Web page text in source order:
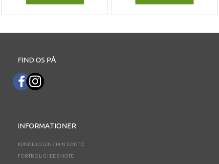
FIND OS PÅ
INFORMATIONER
KUNDE LOGIN / MIN KONTO
FORTROLIGHEDS NOTE